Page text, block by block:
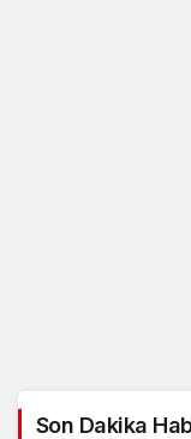
Son Dakika